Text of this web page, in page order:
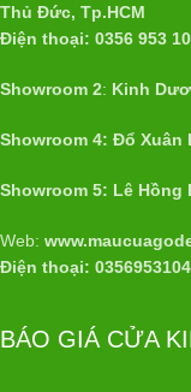
Thủ Đức, Tp.HCM
Điện thoại: 0356 953
Showroom 2: Kinh
Showroom 4: Đổ Xuân
Showroom 5: Lê Hồng
Web:
Điện thoại: 0356953104
BÁO GIÁ CỬA